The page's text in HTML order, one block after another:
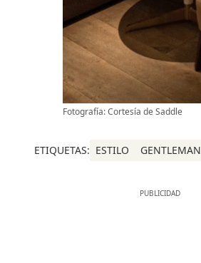
Fotografía: Cortesía de Saddle
ETIQUETAS: ESTILO GENTLEMAN